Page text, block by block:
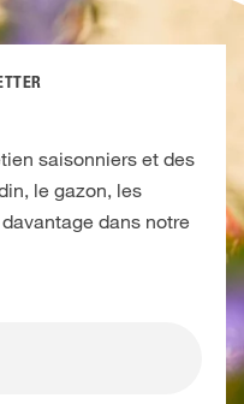
saisonniers et des
le gazon, les
dans notre